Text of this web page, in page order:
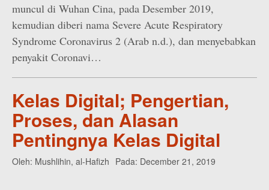
muncul di Wuhan Cina, pada Desember 2019,
kemudian diberi nama Severe Acute Respiratory
Syndrome Coronavirus 2 (Arab n.d.), dan menyebabkan
penyakit Coronavi…
Kelas Digital; Pengertian,
Proses, dan Alasan
Pentingnya Kelas Digital
Oleh: Mushlihin, al-Hafizh Pada: December 21, 2019